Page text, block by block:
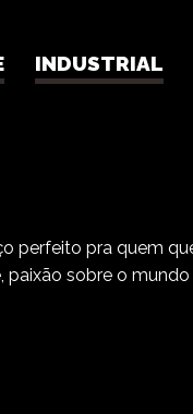
INDUSTRIAL
perfeito pra quem
paixão sobre o